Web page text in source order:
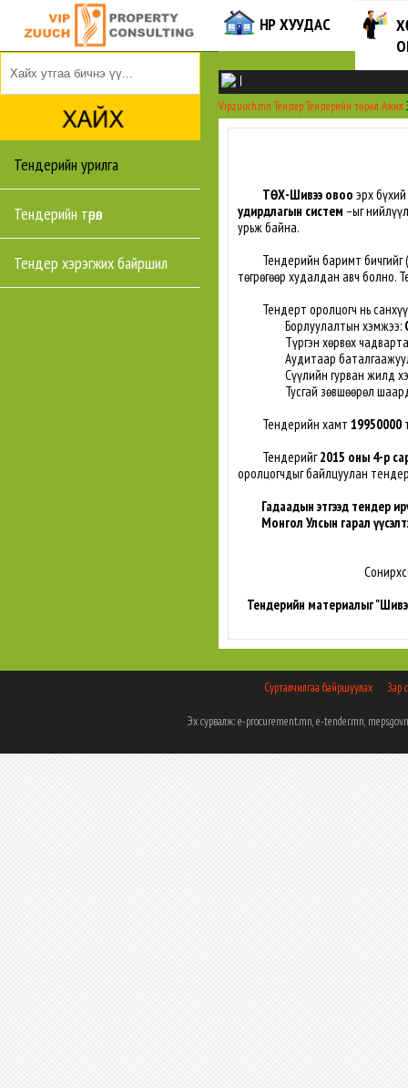
Тендерийн урилга
Тендерийн төрөл
Тендер хэрэгжих байршил
НҮҮР ХУУДАС
|
Vipzuuch.mn ТендерТендерийн төрөл Ажил
ТӨХ-Шивээ овоо эрх
удирдлагын систем –ыг
урьж байна.
Тендерийн баримт бичгийг (
төгрөгөөр худалдан авч болно.
Тендерт оролцогч нь
Борлуулалтын хэмжээ:
Түргэн хөрвөх
Аудитаар
Сүүлийн гурван жилд
Тусгай зөвшөөрөл
Тендерийн хамт 19950000
Тендерийг2015 оны 4-р
оролцогчдыг байлцуулан
Гадаадын этгээд тендер
Монгол Улсын гарал
Тендерийн материалыг
Сурталчилгаа байршуулах Зар
Эх сурвалж: e-procurement.mn, e-tender.mn,